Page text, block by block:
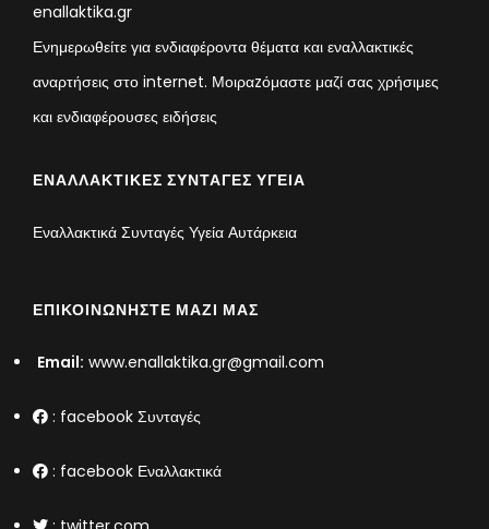
enallaktika.gr
Ενημερωθείτε για ενδιαφέροντα θέματα και εναλλακτικές
αναρτήσεις στο internet. Μοιραzόμαστε μαζί σας χρήσιμες
και ενδιαφέρουσες ειδήσεις
ΕΝΑΛΛΑΚΤΙΚΈΣ ΣΥΝΤΑΓΈΣ ΥΓΕΊΑ
Εναλλακτικά Συνταγές Υγεία Αυτάρκεια
ΕΠΙΚΟΙΝΩΝΉΣΤΕ ΜΑΖΊ ΜΑΣ
Email: www.enallaktika.gr@gmail.com
: facebook Συνταγές
: facebook Εναλλακτικά